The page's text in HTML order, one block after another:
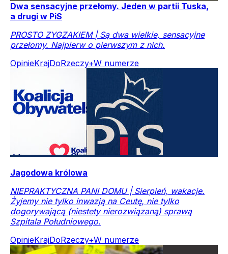
Dwa sensacyjne przełomy. Jeden w partii Tuska,
a drugi w PiS
PROSTO ZYGZAKIEM | Są dwa wielkie, sensacyjne
przełomy. Najpierw o pierwszym z nich.
OpinieKrajDoRzeczy+W numerze
Jagodowa królowa
NIEPRAKTYCZNA PANI DOMU | Sierpień, wakacje.
Żyjemy nie tylko inwazją na Ceutę, nie tylko
dogorywającą (niestety nierozwiązaną) sprawą
Szpitala Południowego.
OpinieKrajDoRzeczy+W numerze